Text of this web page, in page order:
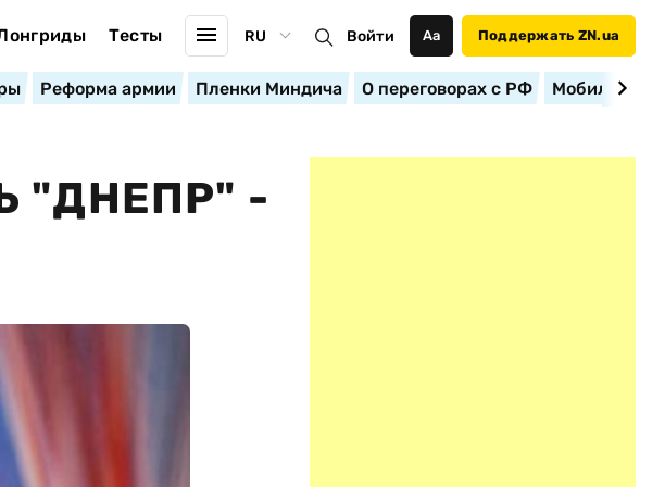
Тесты RU Войти Аа Поддержать ZN.ua
Реформа армии Пленки Миндича О переговорах с РФ
"ДНЕПР" -